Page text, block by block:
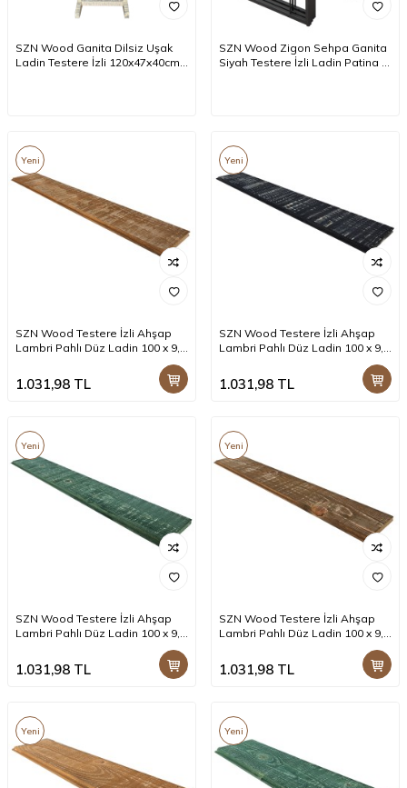
SZN Wood Ganita Dilsiz Uşak
Ladin Testere İzli 120x47x40cm
SZN Wood Zigon Sehpa Ganita
Siyah Testere İzli Ladin Patina -
Yeni
SZN Wood Testere İzli Ahşap
Lambri Pahlı Düz Ladin 100 x 9,0
1.031,98 TL
Yeni
SZN Wood Testere İzli Ahşap
Lambri Pahlı Düz Ladin 100 x 9,0
1.031,98 TL
Yeni
SZN Wood Testere İzli Ahşap
Lambri Pahlı Düz Ladin 100 x 9,0
x 1,2 Cm SZN-66-Irish Green +
1.031,98 TL
Yeni
SZN Wood Testere İzli Ahşap
Lambri Pahlı Düz Ladin 100 x 9,0
x 1,2 Cm SZN-72-Dark Walnut +
1.031,98 TL
Yeni Yeni